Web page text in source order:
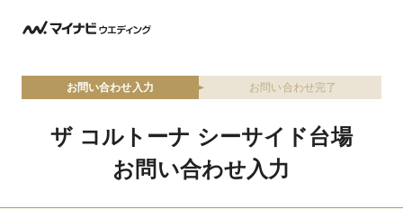
お問い合わせ入力 お問い合わせ完了
ザ コルトーナ シーサイド台場
お問い合わせ入力